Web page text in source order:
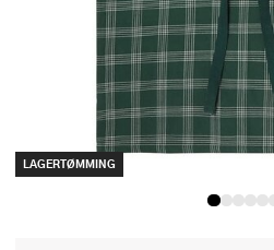
LAGERTØMMING